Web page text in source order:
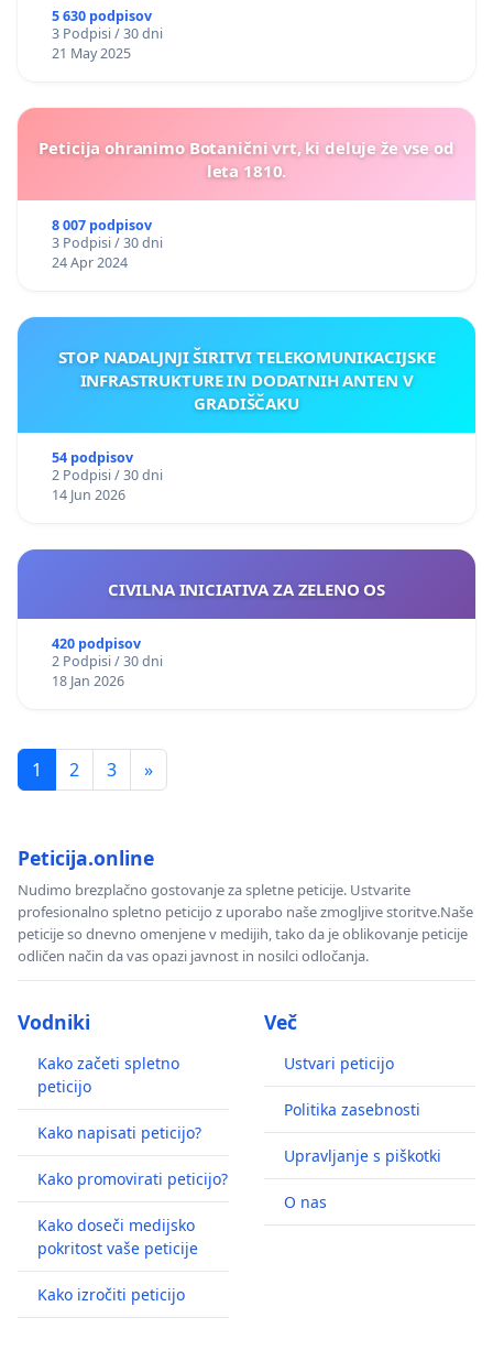
5 630 podpisov
3 Podpisi / 30 dni
21 May 2025
Peticija ohranimo Botanični vrt, ki deluje že vse od
leta 1810.
8 007 podpisov
3 Podpisi / 30 dni
24 Apr 2024
STOP NADALJNJI ŠIRITVI TELEKOMUNIKACIJSKE
INFRASTRUKTURE IN DODATNIH ANTEN V
GRADIŠČAKU
54 podpisov
2 Podpisi / 30 dni
14 Jun 2026
CIVILNA INICIATIVA ZA ZELENO OS
420 podpisov
2 Podpisi / 30 dni
18 Jan 2026
1 2 3 »
Peticija.online
Nudimo brezplačno gostovanje za spletne peticije. Ustvarite
profesionalno spletno peticijo z uporabo naše zmogljive storitve.Naše
peticije so dnevno omenjene v medijih, tako da je oblikovanje peticije
odličen način da vas opazi javnost in nosilci odločanja.
Vodniki
Kako začeti spletno
peticijo
Kako napisati peticijo?
Kako promovirati peticijo?
Kako doseči medijsko
pokritost vaše peticije
Kako izročiti peticijo
Več
Ustvari peticijo
Politika zasebnosti
Upravljanje s piškotki
O nas